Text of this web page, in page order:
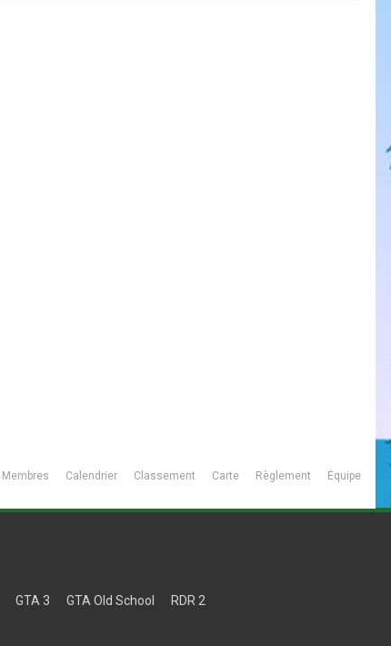
Membres Calendrier Classement Carte Règlement Équipe
GTA 3 GTA Old School RDR 2